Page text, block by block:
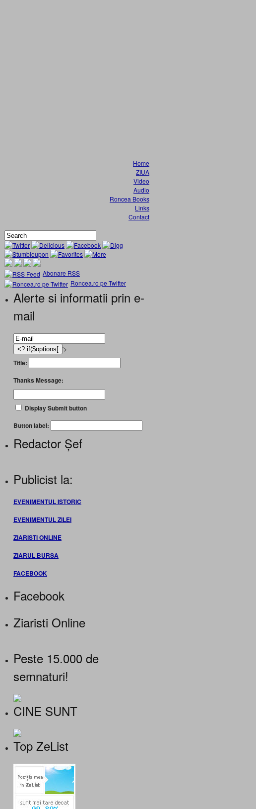
Home
ZIUA
Video
Audio
Roncea Books
Links
Contact
Abonare RSS
Roncea.ro pe Twitter
Alerte si informatii prin e-
mail
'>
Title:
Thanks Message:
Display Submit button
Button label:
Redactor Șef
Publicist la:
EVENIMENTUL ISTORIC
EVENIMENTUL ZILEI
ZIARISTI ONLINE
ZIARUL BURSA
FACEBOOK
Facebook
Ziaristi Online
Peste 15.000 de
semnaturi!
CINE SUNT
Top ZeList